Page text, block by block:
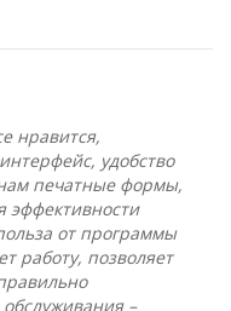
нравится,
удобство
печатные формы,
эффективности
от программы
работу, позволяет
–